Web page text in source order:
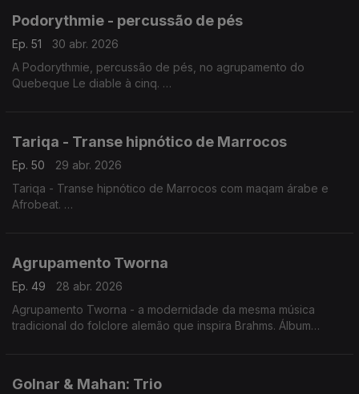
Podorythmie - percussão de pés
Ep. 51
30 abr. 2026
A Podorythmie, percussão de pés, no agrupamento do
Quebeque Le diable à cinq.
Tariqa - Transe hipnótico de Marrocos
Ep. 50
29 abr. 2026
Tariqa - Transe hipnótico de Marrocos com maqam árabe e
Afrobeat.
Agrupamento Tworna
Ep. 49
28 abr. 2026
Agrupamento Tworna - a modernidade da mesma música
tradicional do folclore alemão que inspira Brahms. Álbum
Golnar & Mahan: Trio